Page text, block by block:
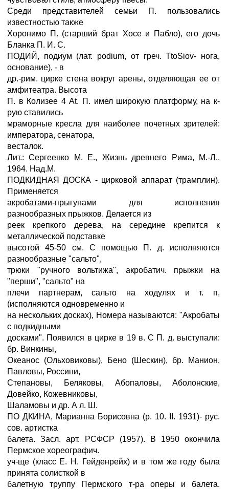
Среди представителей семьи П. пользовались
известностью также
Хоронимо П. (старший брат Хосе и Пабло), его дочь
Бланка П. И. С.
ПОДИЙ, подиум (лат. podium, от греч. TtoSiov- нога,
основание), - в
др.-рим. цирке стена вокруг арены, отделяющая ее от
амфитеатра. Высота
П. в Колизее 4 At. П. имел широкую платформу, на к-
рую ставились
мраморные кресла для наиболее почетных зрителей:
императора, сенатора,
весталок.
Лит.: Сергеенко М. Е., Жизнь древнего Рима, М.-Л.,
1964. Над.М.
ПОДКИДНАЯ ДОСКА - цирковой аппарат (трамплин).
Применяется
акробатами-прыгунами для исполнения
разнообразных прыжков. Делается из
реек крепкого дерева, на середине крепится к
металлической подставке
высотой 45-50 см. С помощью П. д. исполняются
разнообразные "сальто",
трюки "ручного вольтижа", акробатич. прыжки на
"перши", "сальто" на
плечи партнерам, сальто на ходулях и т. п,
(исполняются одновременно и
на нескольких досках), Номера называются: "Акробаты
с подкидными
досками". Появился в цирке в 19 в. С П. д. выступали:
бр. Винкины,
Океанос (Ольховиковы), Бено (Шескин), бр. Манион,
Павловы, Россини,
Степановы, Беляковы, Абопаловы, Аболонские,
Довейко, Кожевниковы,
Шаламовы и др. А л. Ш.
ПО ДКИНА, Марианна Борисовна (р. 10. II. 1931)- рус.
сов. артистка
балета. Засл. арт. РСФСР (1957). В 1950 окончила
Пермское хореографич.
уч-ще (класс Е. Н. Гейденрейх) и в том же году была
принята солисткой в
балетную труппу Пермского т-ра оперы и балета.